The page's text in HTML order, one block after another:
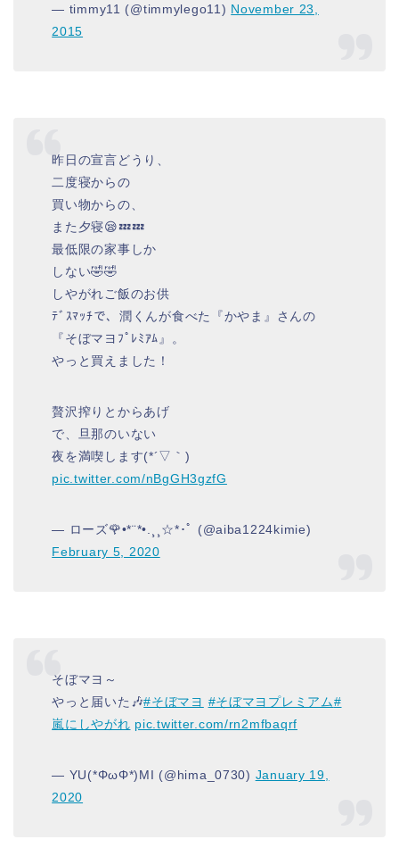
— timmy11 (@timmylego11) November 23,
2015
昨日の宣言どうり、
二度寝からの
買い物からの、
また夕寝😪💤💤
最低限の家事しか
しない🤣🤣
しやがれご飯のお供
ﾃﾞｽﾏｯﾁで、潤くんが食べた『かやま』さんの
『そぼマヨﾌﾟﾚﾐｱﾑ』。
やっと買えました！
贅沢搾りとからあげ
で、旦那のいない
夜を満喫します(*´▽｀)
pic.twitter.com/nBgGH3gzfG
— ローズ🌹•*¨*•.¸¸☆*･ﾟ (@aiba1224kimie)
February 5, 2020
そぼマヨ～
やっと届いた🎶#そぼマヨ #そぼマヨプレミアム#
嵐にしやがれ pic.twitter.com/rn2mfbaqrf
— YU(*ΦωΦ*)MI (@hima_0730) January 19,
2020